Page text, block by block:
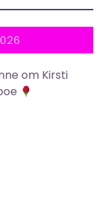
om Kirsti